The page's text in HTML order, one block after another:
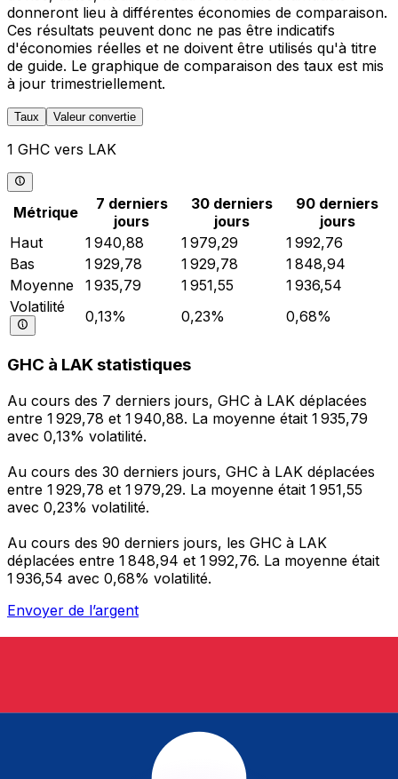
donneront lieu à différentes économies de comparaison.
Ces résultats peuvent donc ne pas être indicatifs
d'économies réelles et ne doivent être utilisés qu'à titre
de guide. Le graphique de comparaison des taux est mis
à jour trimestriellement.
Taux Valeur convertie
1 GHC vers LAK
Métrique
7 derniers
jours
30 derniers
jours
90 derniers
jours
Haut
1 940,88 1 979,29
1 992,76
Bas
1 929,78 1 929,78
1 848,94
Moyenne
1 935,79 1 951,55
1 936,54
Volatilité
0,13% 0,23% 0,68%
GHC à LAK statistiques
Au cours des 7 derniers jours, GHC à LAK déplacées
entre 1 929,78 et 1 940,88. La moyenne était 1 935,79
avec 0,13% volatilité.
Au cours des 30 derniers jours, GHC à LAK déplacées
entre 1 929,78 et 1 979,29. La moyenne était 1 951,55
avec 0,23% volatilité.
Au cours des 90 derniers jours, les GHC à LAK
déplacées entre 1 848,94 et 1 992,76. La moyenne était
1 936,54 avec 0,68% volatilité.
Envoyer de l’argent
et la gestion de vos devises. Convertissez des devises,
programmez des alertes de taux et transférez de
l'argent à l'étranger sans frais cachés. Téléchargez